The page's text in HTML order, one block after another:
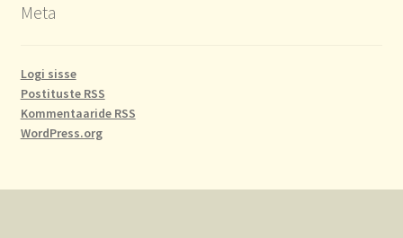
Meta
Logi sisse
Postituste RSS
Kommentaaride RSS
WordPress.org